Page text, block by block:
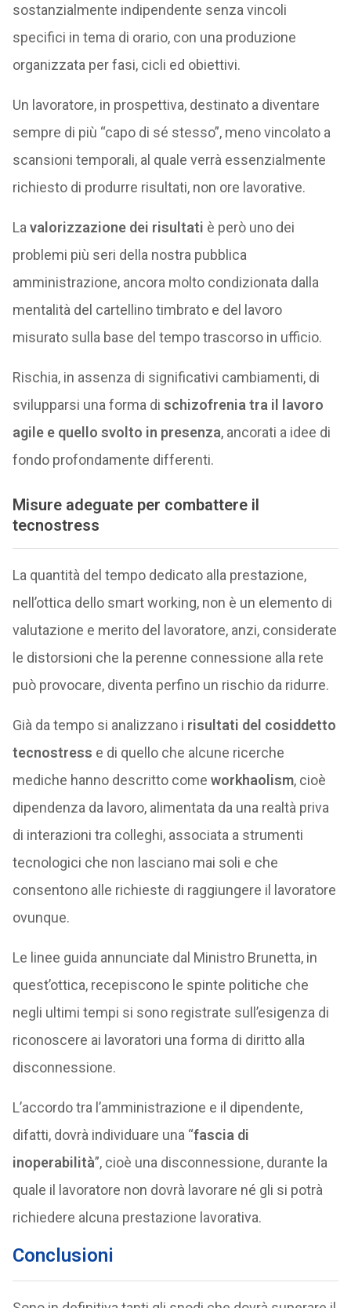
sostanzialmente indipendente senza vincoli
specifici in tema di orario, con una produzione
organizzata per fasi, cicli ed obiettivi.
Un lavoratore, in prospettiva, destinato a diventare
sempre di più “capo di sé stesso”, meno vincolato a
scansioni temporali, al quale verrà essenzialmente
richiesto di produrre risultati, non ore lavorative.
La valorizzazione dei risultati è però uno dei
problemi più seri della nostra pubblica
amministrazione, ancora molto condizionata dalla
mentalità del cartellino timbrato e del lavoro
misurato sulla base del tempo trascorso in ufficio.
Rischia, in assenza di significativi cambiamenti, di
svilupparsi una forma di schizofrenia tra il lavoro
agile e quello svolto in presenza, ancorati a idee di
fondo profondamente differenti.
Misure adeguate per combattere il
tecnostress
La quantità del tempo dedicato alla prestazione,
nell’ottica dello smart working, non è un elemento di
valutazione e merito del lavoratore, anzi, considerate
le distorsioni che la perenne connessione alla rete
può provocare, diventa perfino un rischio da ridurre.
Già da tempo si analizzano i risultati del cosiddetto
tecnostress e di quello che alcune ricerche
mediche hanno descritto come workhaolism, cioè
dipendenza da lavoro, alimentata da una realtà priva
di interazioni tra colleghi, associata a strumenti
tecnologici che non lasciano mai soli e che
consentono alle richieste di raggiungere il lavoratore
ovunque.
Le linee guida annunciate dal Ministro Brunetta, in
quest’ottica, recepiscono le spinte politiche che
negli ultimi tempi si sono registrate sull’esigenza di
riconoscere ai lavoratori una forma di diritto alla
disconnessione.
L’accordo tra l’amministrazione e il dipendente,
difatti, dovrà individuare una “fascia di
inoperabilità”, cioè una disconnessione, durante la
quale il lavoratore non dovrà lavorare né gli si potrà
richiedere alcuna prestazione lavorativa.
Conclusioni